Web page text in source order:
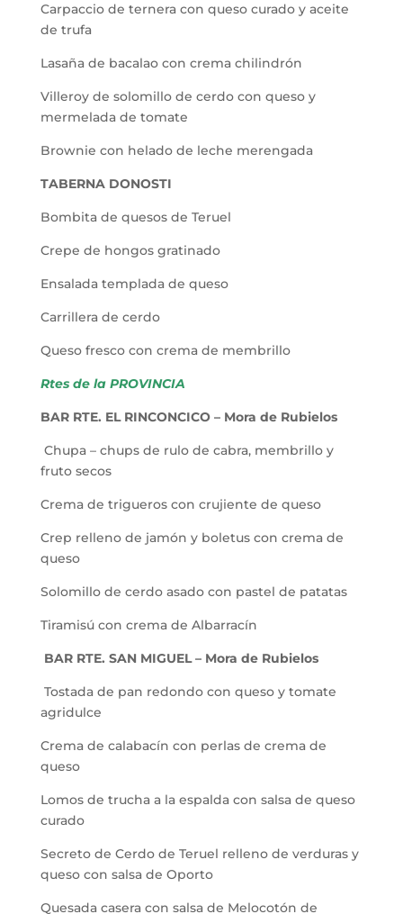
Carpaccio de ternera con queso curado y aceite
de trufa
Lasaña de bacalao con crema chilindrón
Villeroy de solomillo de cerdo con queso y
mermelada de tomate
Brownie con helado de leche merengada
TABERNA DONOSTI
Bombita de quesos de Teruel
Crepe de hongos gratinado
Ensalada templada de queso
Carrillera de cerdo
Queso fresco con crema de membrillo
Rtes de la PROVINCIA
BAR RTE. EL RINCONCICO – Mora de Rubielos
Chupa – chups de rulo de cabra, membrillo y
fruto secos
Crema de trigueros con crujiente de queso
Crep relleno de jamón y boletus con crema de
queso
Solomillo de cerdo asado con pastel de patatas
Tiramisú con crema de Albarracín
BAR RTE. SAN MIGUEL – Mora de Rubielos
Tostada de pan redondo con queso y tomate
agridulce
Crema de calabacín con perlas de crema de
queso
Lomos de trucha a la espalda con salsa de queso
curado
Secreto de Cerdo de Teruel relleno de verduras y
queso con salsa de Oporto
Quesada casera con salsa de Melocotón de